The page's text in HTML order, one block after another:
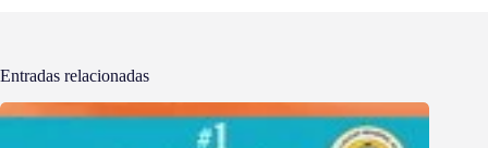
Entradas relacionadas